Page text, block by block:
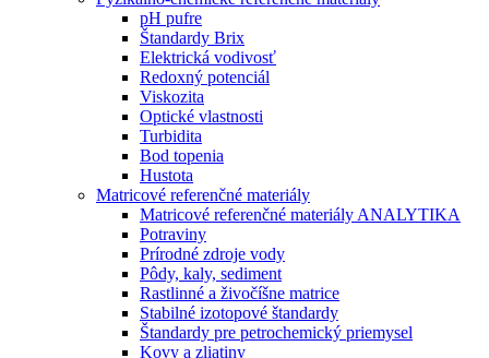
pH pufre
Štandardy Brix
Elektrická vodivosť
Redoxný potenciál
Viskozita
Optické vlastnosti
Turbidita
Bod topenia
Hustota
Matricové referenčné materiály
Matricové referenčné materiály ANALYTIKA
Potraviny
Prírodné zdroje vody
Pôdy, kaly, sediment
Rastlinné a živočíšne matrice
Stabilné izotopové štandardy
Štandardy pre petrochemický priemysel
Kovy a zliatiny